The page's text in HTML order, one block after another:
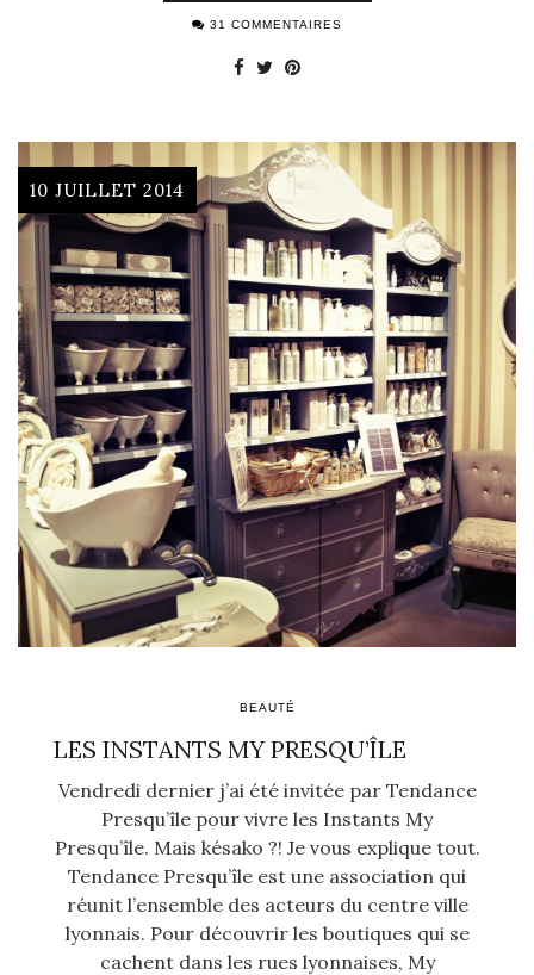
31 COMMENTAIRES
10 JUILLET 2014
BEAUTÉ
LES INSTANTS MY PRESQU’ÎLE
Vendredi dernier j’ai été invitée par Tendance
Presqu’île pour vivre les Instants My
Presqu’île. Mais késako ?! Je vous explique tout.
Tendance Presqu’île est une association qui
réunit l’ensemble des acteurs du centre ville
lyonnais. Pour découvrir les boutiques qui se
cachent dans les rues lyonnaises, My